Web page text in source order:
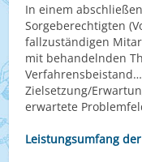
In einem
Sorgeberechtigten
fallzuständigen
mit behandelnden
Zielsetzung/
erwartete
Leistungsumfang